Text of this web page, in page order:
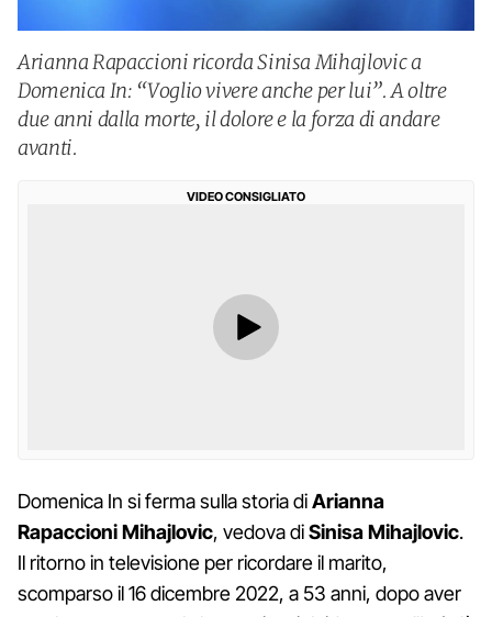
Arianna Rapaccioni ricorda Sinisa Mihajlovic a
Domenica In: “Voglio vivere anche per lui”. A oltre
due anni dalla morte, il dolore e la forza di andare
avanti.
VIDEO CONSIGLIATO
Domenica In si ferma sulla storia diArianna
Rapaccioni Mihajlovic, vedova diSinisaMihajlovic.
Il ritorno in televisione per ricordare il marito,
scomparso il 16 dicembre 2022, a 53 anni, dopo aver